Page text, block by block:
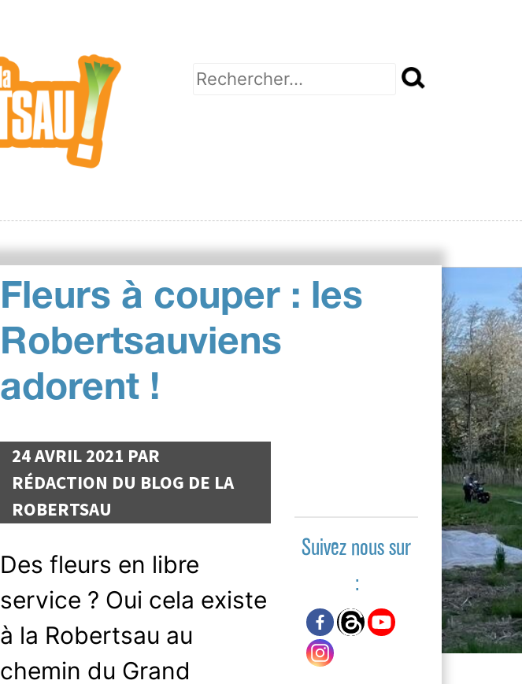
Rechercher :
Fleurs à couper : les
Robertsauviens
adorent !
24 AVRIL 2021 PAR
RÉDACTION DU BLOG DE LA
ROBERTSAU
Des fleurs en libre
service ? Oui cela existe
à la Robertsau au
chemin du Grand
Suivez nous sur
: